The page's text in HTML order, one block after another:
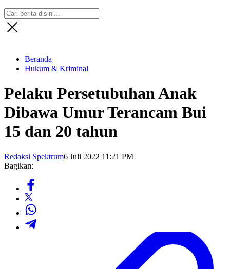
Beranda
Hukum & Kriminal
Pelaku Persetubuhan Anak
Dibawa Umur Terancam Bui
15 dan 20 tahun
Redaksi Spektrum6 Juli 2022 11:21 PM
Bagikan: